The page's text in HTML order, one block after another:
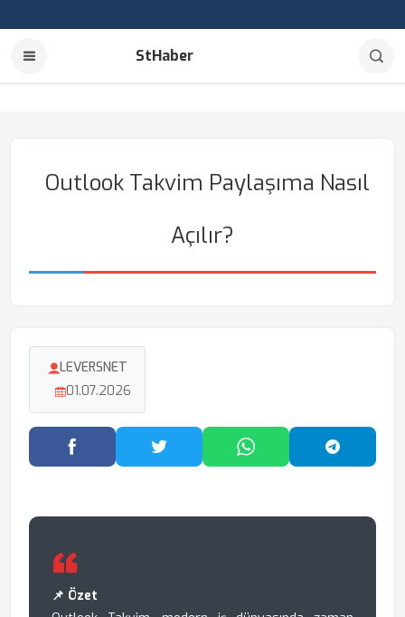
StHaber
Outlook Takvim Paylaşıma Nasıl
Açılır?
LEVERSNET
01.07.2026
Facebook'ta PaylaşTwitter'da PaylaşWhatsApp'ta Paylaş
📌 Özet